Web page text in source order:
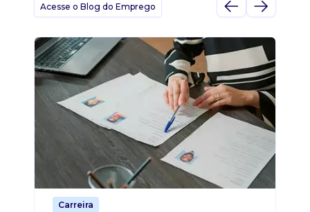
Acesse o Blog do Emprego
Carreira